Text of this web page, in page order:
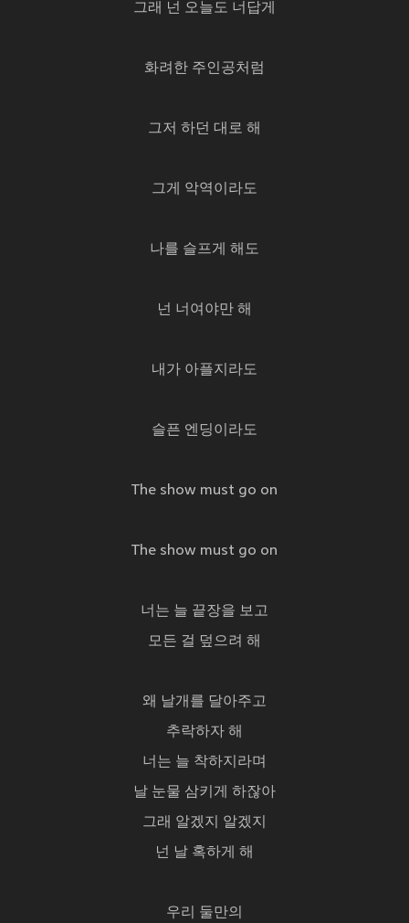
그래 넌 오늘도 너답게
화려한 주인공처럼
그저 하던 대로 해
그게 악역이라도
나를 슬프게 해도
넌 너여야만 해
내가 아플지라도
슬픈 엔딩이라도
The show must go on
The show must go on
너는 늘 끝장을 보고
모든 걸 덮으려 해
왜 날개를 달아주고
추락하자 해
너는 늘 착하지라며
날 눈물 삼키게 하잖아
그래 알겠지 알겠지
넌 날 혹하게 해
우리 둘만의